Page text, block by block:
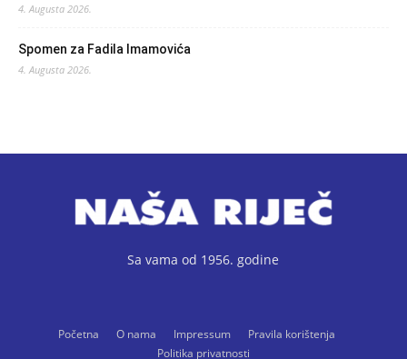
4. Augusta 2026.
Spomen za Fadila Imamovića
4. Augusta 2026.
Sa vama od 1956. godine
Početna O nama Impressum
Pravila korištenja
Politika privatnosti